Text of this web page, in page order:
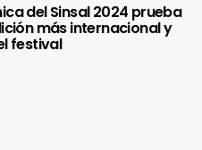
del Sinsal 2024 prueba
más internacional y
festival